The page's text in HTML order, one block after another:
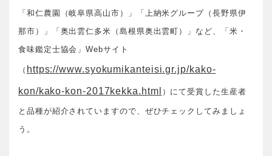
「和仁農園（岐阜県高山市）」「上納米グループ（長野県伊
那市）」「奥出雲仁多米（島根県奥出雲町）」など、「米・
食味鑑定士協会」Webサイト
（ https://www.syokumikanteisi.gr.jp/kako-
kon/kako-kon-2017kekka.html ）にて受賞した生産者
と品種が紹介されていますので、ぜひチェックしてみましょ
う。